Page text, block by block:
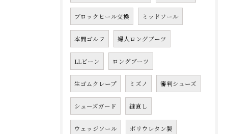
ブロックヒール交換 ミッドソール
本間ゴルフ 婦人ロングブーツ
LLビーン ロングブーツ
生ゴムクレープ ミズノ 審判シューズ
シューズガード 縫直し
ウェッジソール ポリウレタン製